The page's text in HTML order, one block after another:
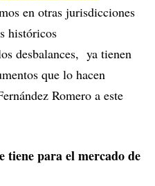
en otras jurisdicciones
históricos
desbalances, ya tienen
que lo hacen
Romero a este
tiene para el mercado de